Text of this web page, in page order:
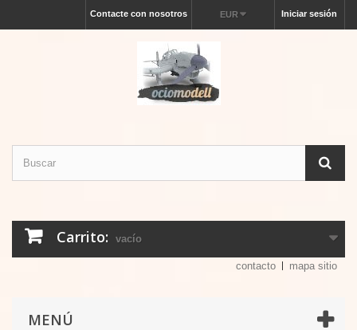
Iniciar sesión
EUR
Contacte con nosotros
Carrito: vacío
contacto mapa sitio
MENÚ